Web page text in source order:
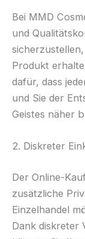
Bei MMD
und
Produkt
dafür, dass
und Sie der
Geistes näher
2. Diskreter
Der Online-
zusätzliche
Einzelhandel
Dank diskreter